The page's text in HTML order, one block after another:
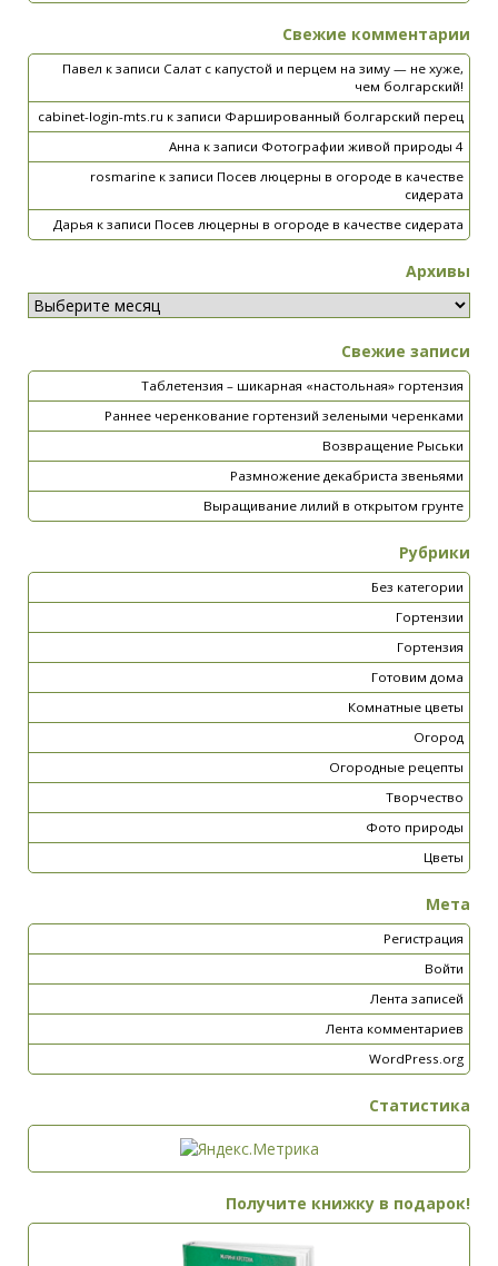
Свежие комментарии
Павел к записи Салат с капустой и перцем на зиму — не хуже,
чем болгарский!
cabinet-login-mts.ru к записи Фаршированный болгарский перец
Анна к записи Фотографии живой природы 4
rosmarine к записи Посев люцерны в огороде в качестве
сидерата
Дарья к записи Посев люцерны в огороде в качестве сидерата
Архивы
Свежие записи
Таблетензия – шикарная «настольная» гортензия
Раннее черенкование гортензий зелеными черенками
Возвращение Рыськи
Размножение декабриста звеньями
Выращивание лилий в открытом грунте
Рубрики
Без категории
Гортензии
Гортензия
Готовим дома
Комнатные цветы
Огород
Огородные рецепты
Творчество
Фото природы
Цветы
Мета
Регистрация
Войти
Лента записей
Лента комментариев
WordPress.org
Статистика
Получите книжку в подарок!